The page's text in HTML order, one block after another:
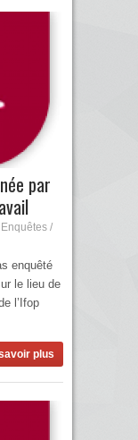
par
Enquêtes /
enquêté
le lieu de
l’Ifop
plus